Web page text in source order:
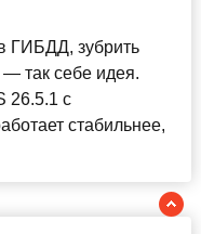
ГИБДД, зубрить
так себе идея.
26.5.1 с
стабильнее,